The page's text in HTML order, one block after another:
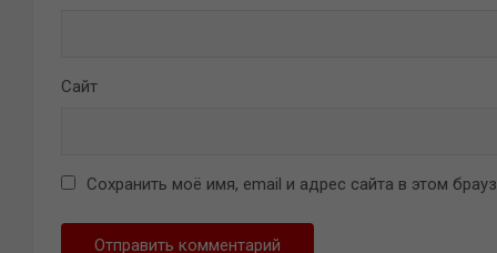
Сайт
Сохранить моё имя, email и адрес сайта в этом